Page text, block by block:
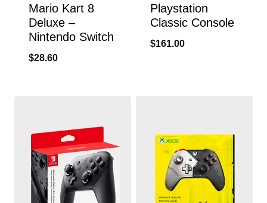
Mario Kart 8
Deluxe –
Nintendo Switch
$28.60
Playstation
Classic Console
$161.00